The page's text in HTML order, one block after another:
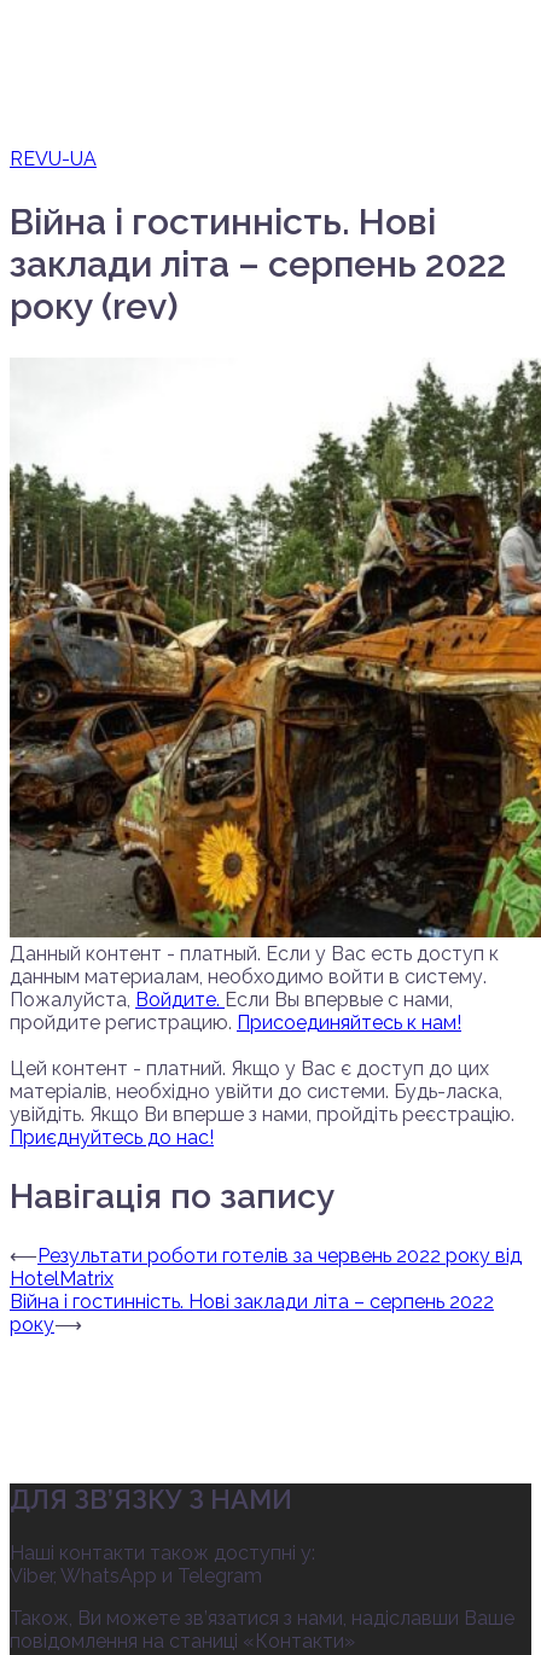
REVU-UA
Війна і гостинність. Нові
заклади літа – серпень 2022
року (rev)
Данный контент - платный. Если у Вас есть доступ к
данным материалам, необходимо войти в систему.
Пожалуйста, Войдите. Если Вы впервые с нами,
пройдите регистрацию. Присоединяйтесь к нам!
Цей контент - платний. Якщо у Вас є доступ до цих
матеріалів, необхідно увійти до системи. Будь-ласка,
увійдіть. Якщо Ви вперше з нами, пройдіть реєстрацію.
Приєднуйтесь до нас!
Навігація по запису
⟵Результати роботи готелів за червень 2022 року від
HotelMatrix
Війна і гостинність. Нові заклади літа – серпень 2022
року⟶
ДЛЯ ЗВ’ЯЗКУ З НАМИ
Наші контакти також доступні у:
Viber, WhatsApp и Telegram
Також, Ви можете зв’язатися з нами, надіславши Ваше
повідомлення на станиці «Контакти»